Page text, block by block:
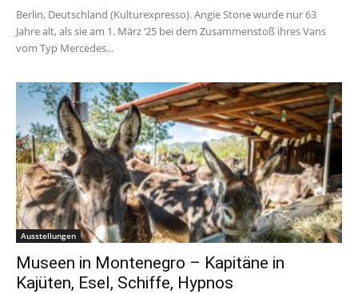
Berlin, Deutschland (Kulturexpresso). Angie Stone wurde nur 63
Jahre alt, als sie am 1. März ‘25 bei dem Zusammenstoß ihres Vans
vom Typ Mercedes...
Ausstellungen
Museen in Montenegro – Kapitäne in
Kajüten, Esel, Schiffe, Hypnos